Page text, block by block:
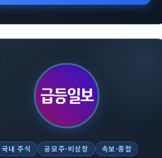
국내 주식 공모주·비상장 속보·종합